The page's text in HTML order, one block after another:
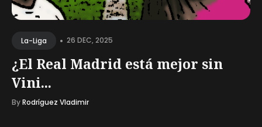
La-Liga • 26 DEC, 2025
¿El Real Madrid está mejor sin
Vini...
ByRodríguez Vladimir